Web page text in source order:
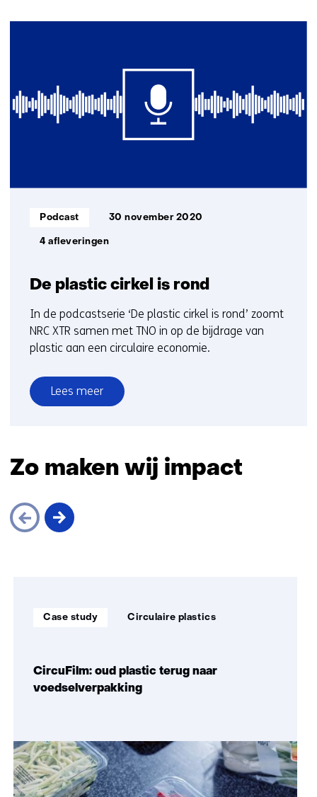
De plastic cirkel is rond
Informatietype:
Podcast 30 november 2020
4 afleveringen
In de podcastserie ‘De plastic cirkel is rond’ zoomt
NRC XTR samen met TNO in op de bijdrage van
plastic aan een circulaire economie.
Lees meer
over
is
Zo maken wij impact
(Zo
impact)
CircuFilm: oud plastic terug naar
voedselverpakking
Soort
Case study
Thema: Circulaire plastics